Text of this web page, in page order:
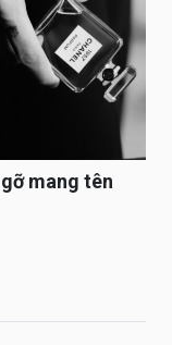
mang tên